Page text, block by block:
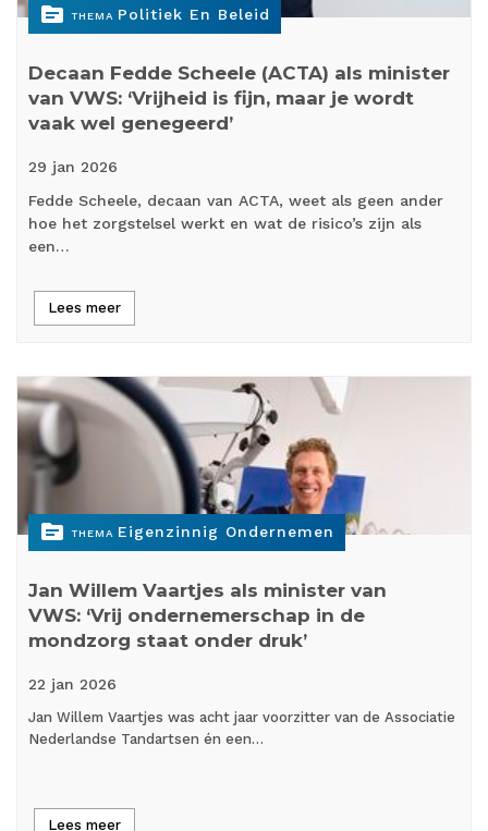
topic THEMA Politiek En Beleid
Decaan Fedde Scheele (ACTA) als minister
van VWS: ‘Vrijheid is fijn, maar je wordt
vaak wel genegeerd’
29 jan 2026
Fedde Scheele, decaan van ACTA, weet als geen ander
hoe het zorgstelsel werkt en wat de risico’s zijn als
een…
Lees meer
topic THEMA Eigenzinnig Ondernemen
Jan Willem Vaartjes als minister van
VWS: ‘Vrij ondernemerschap in de
mondzorg staat onder druk’
22 jan 2026
Jan Willem Vaartjes was acht jaar voorzitter van de Associatie
Nederlandse Tandartsen én een…
Lees meer